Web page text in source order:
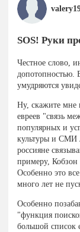
SOS! Руки
Честное слово,
допотопностью.
умудряются
Ну, скажите мне
евреев "связь
популярных и
культуры и СМИ
россияне
примеру,
Особенно это
много лет не
Особенно
"функция
большой список